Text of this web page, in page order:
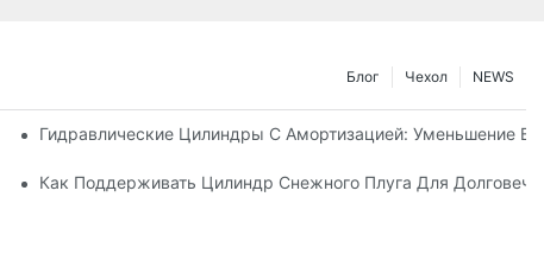
NEWS
Чехол
Блог
МашинеГидравлические Цилиндры С Амортизацией: Уменьшение
Для Суровых Зимних Условиях
Как Поддерживать Цилиндр Снежного Плуга Для